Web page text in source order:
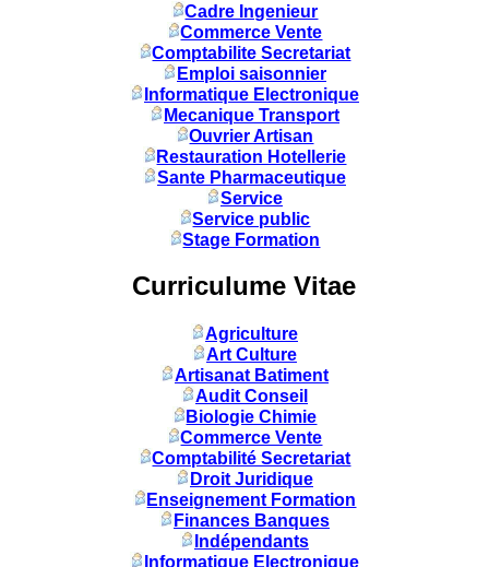
Cadre Ingenieur
Commerce Vente
Comptabilite Secretariat
Emploi saisonnier
Informatique Electronique
Mecanique Transport
Ouvrier Artisan
Restauration Hotellerie
Sante Pharmaceutique
Service
Service public
Stage Formation
Curriculume Vitae
Agriculture
Art Culture
Artisanat Batiment
Audit Conseil
Biologie Chimie
Commerce Vente
Comptabilité Secretariat
Droit Juridique
Enseignement Formation
Finances Banques
Indépendants
Informatique Electronique